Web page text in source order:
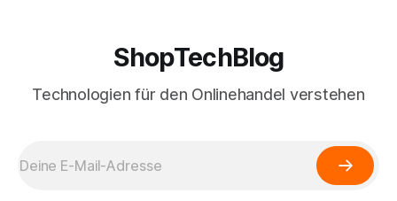
ShopTechBlog
Technologien für den Onlinehandel verstehen